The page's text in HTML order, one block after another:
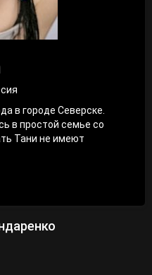
в городе Северске.
в простой семье со
Тани не имеют
устроилась ди-
срок она добилась
руководства. В какой-
к своей работе. Ей